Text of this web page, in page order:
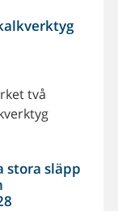
två
stora släpp